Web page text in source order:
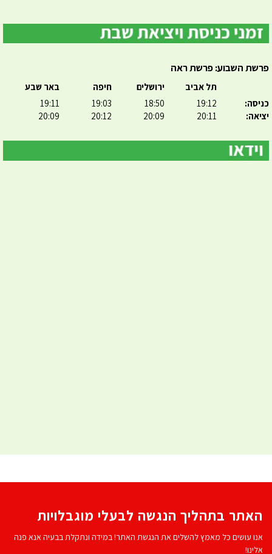
פרשת השבוע: פרשת ראה
כניסה:
יציאה:
תל אביב
19:12
20:11
ירושלים
18:50
20:09
חיפה
19:03
20:12
באר שבע
19:11
20:09
האתר בתהליך הנגשה לבעלי מוגבלויות
אנו עושים כל מאמץ להשלים את הנגשת האתר! במידה ונתקלת בבעיה אנא פנה
אלינו!